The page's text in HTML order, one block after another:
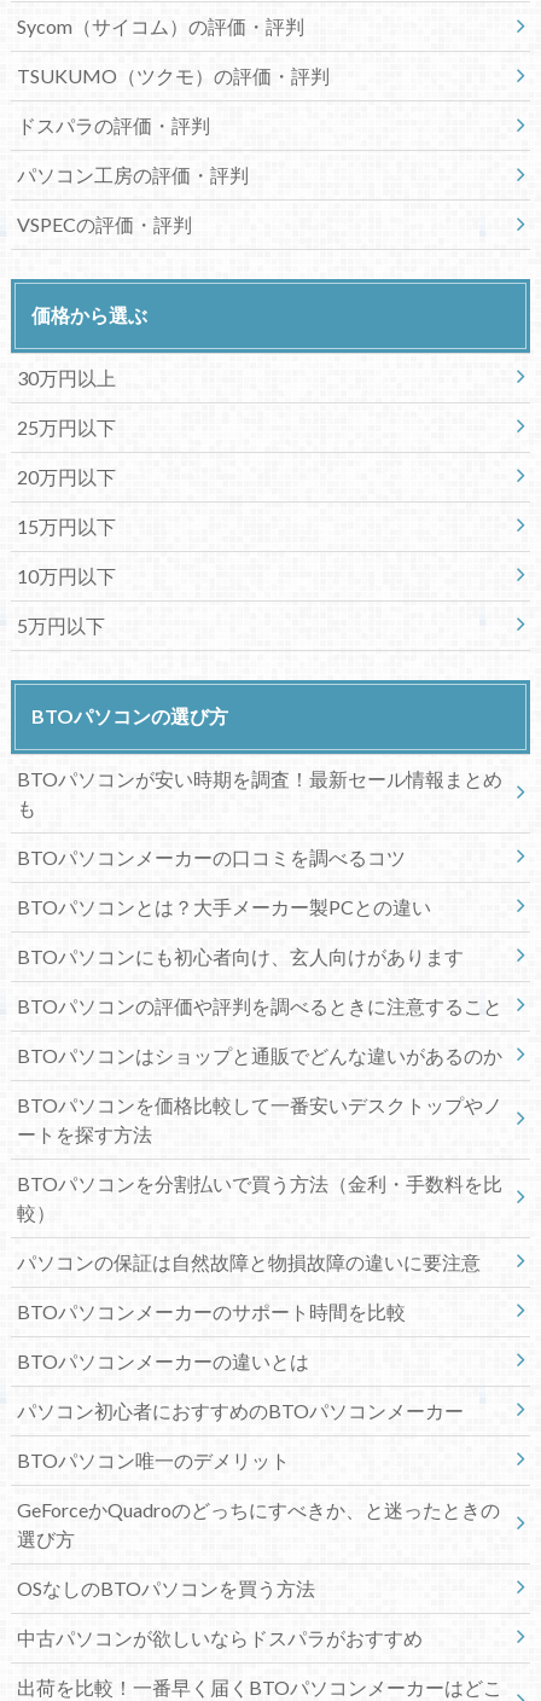
Sycom（サイコム）の評価・評判
TSUKUMO（ツクモ）の評価・評判
ドスパラの評価・評判
パソコン工房の評価・評判
VSPECの評価・評判
価格から選ぶ
30万円以上
25万円以下
20万円以下
15万円以下
10万円以下
5万円以下
BTOパソコンの選び方
BTOパソコンが安い時期を調査！最新セール情報まとめ
も
BTOパソコンメーカーの口コミを調べるコツ
BTOパソコンとは？大手メーカー製PCとの違い
BTOパソコンにも初心者向け、玄人向けがあります
BTOパソコンの評価や評判を調べるときに注意すること
BTOパソコンはショップと通販でどんな違いがあるのか
BTOパソコンを価格比較して一番安いデスクトップやノ
ートを探す方法
BTOパソコンを分割払いで買う方法（金利・手数料を比
較）
パソコンの保証は自然故障と物損故障の違いに要注意
BTOパソコンメーカーのサポート時間を比較
BTOパソコンメーカーの違いとは
パソコン初心者におすすめのBTOパソコンメーカー
BTOパソコン唯一のデメリット
GeForceかQuadroのどっちにすべきか、と迷ったときの
選び方
OSなしのBTOパソコンを買う方法
中古パソコンが欲しいならドスパラがおすすめ
出荷を比較！一番早く届くBTOパソコンメーカーはどこ